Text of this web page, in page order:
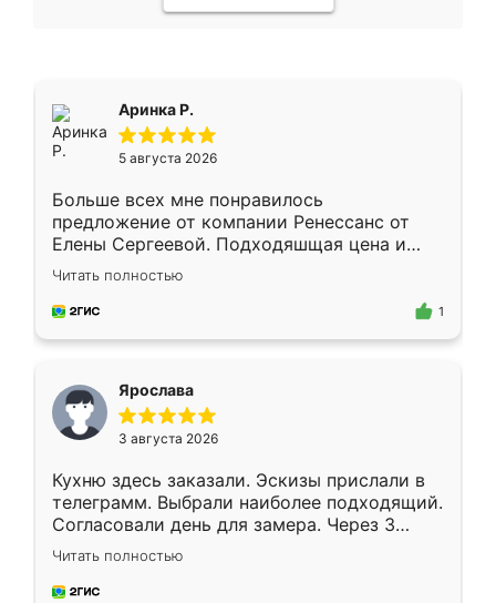
Аринка Р.
5 августа 2026
Больше всех мне понравилось
предложение от компании Ренессанс от
Елены Сергеевой. Подходяшщая цена и
короткие сроки изготовления. Приехавший
для замера сотрудник Владислав
предложил по моему эскизу самый
Читать полностью
1
Ярослава
3 августа 2026
Кухню здесь заказали. Эскизы прислали в
телеграмм. Выбрали наиболее подходящий.
Согласовали день для замера. Через 3
недели кухня была уже готова. Остались
довольны работой. Спасибо Ренессанс
мебель за качественную работу!
Читать полностью